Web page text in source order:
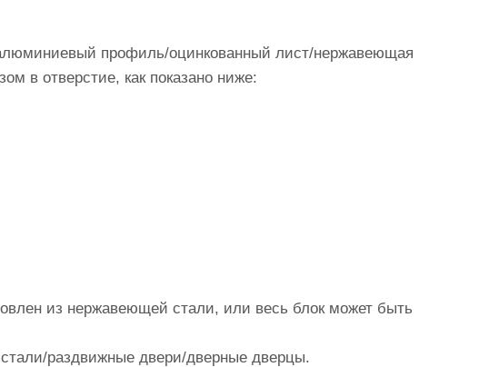
профиль/оцинкованный лист/нержавеющая
в отверстие, как показано ниже:
из нержавеющей стали, или весь блок может быть
раздвижные двери/дверные дверцы.